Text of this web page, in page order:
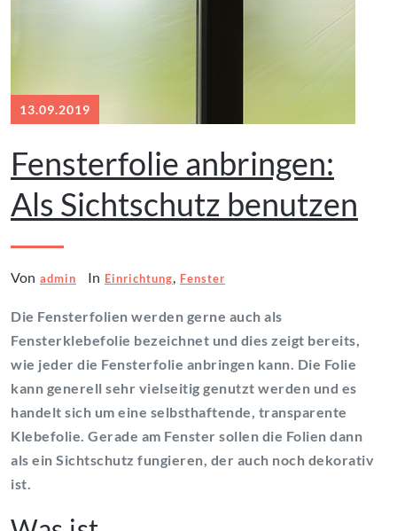
13.09.2019
Fensterfolie anbringen:
Als Sichtschutz benutzen
Von admin In Einrichtung, Fenster
Die Fensterfolien werden gerne auch als
Fensterklebefolie bezeichnet und dies zeigt bereits,
wie jeder die Fensterfolie anbringen kann. Die Folie
kann generell sehr vielseitig genutzt werden und es
handelt sich um eine selbsthaftende, transparente
Klebefolie. Gerade am Fenster sollen die Folien dann
als ein Sichtschutz fungieren, der auch noch dekorativ
ist.